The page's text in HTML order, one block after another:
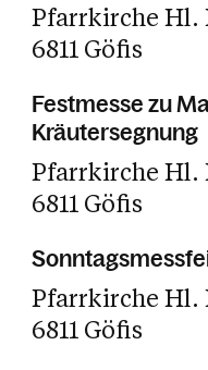
Pfarrkirche Hl.
6811 Göfis
Festmesse zu
Kräutersegnung
Pfarrkirche Hl.
6811 Göfis
Pfarrkirche Hl.
6811 Göfis